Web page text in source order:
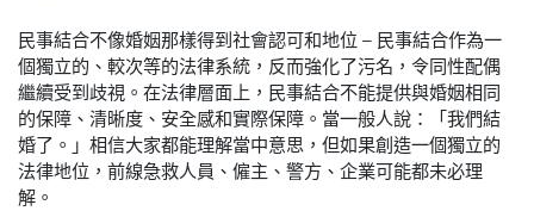
民事結合不像婚姻那樣得到社會認可和地位 – 民事結合作為一
個獨立的、較次等的法律系統，反而強化了污名，令同性配偶
繼續受到歧視。在法律層面上，民事結合不能提供與婚姻相同
的保障、清晰度、安全感和實際保障。當一般人說：「我們結
婚了。」相信大家都能理解當中意思，但如果創造一個獨立的
法律地位，前線急救人員、僱主、警方、企業可能都未必理
解。